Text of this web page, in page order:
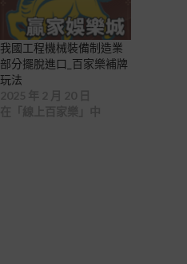
我國工程機械裝備制造業
部分擺脫進口_百家樂補牌
玩法